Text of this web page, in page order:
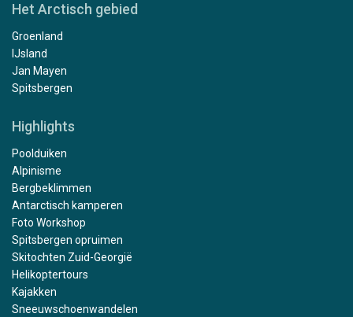
Het Arctisch gebied
Groenland
IJsland
Jan Mayen
Spitsbergen
Highlights
Poolduiken
Alpinisme
Bergbeklimmen
Antarctisch kamperen
Foto Workshop
Spitsbergen opruimen
Skitochten Zuid-Georgië
Helikoptertours
Kajakken
Sneeuwschoenwandelen